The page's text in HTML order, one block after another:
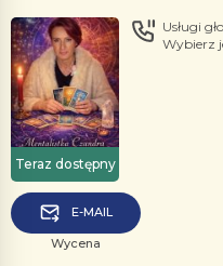
Teraz dostępny
Usługi
Wybierz
E-MAIL
Wycena